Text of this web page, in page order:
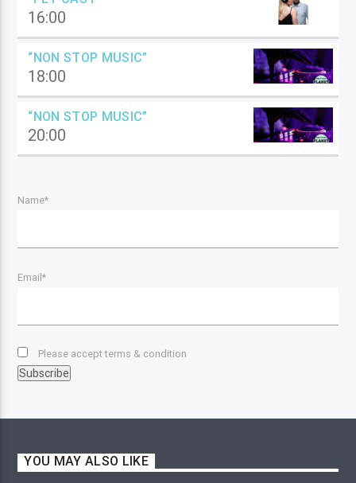
16:00
“NON STOP MUSIC”
18:00
“NON STOP MUSIC”
20:00
Name*
Email*
Please accept terms & condition
YOU MAY ALSO LIKE